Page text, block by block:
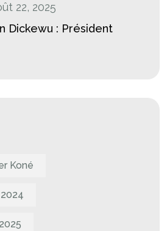
22, 2025
Dickewu : Président
Koné